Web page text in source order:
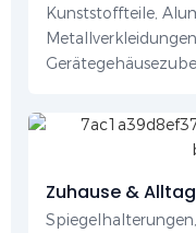
Kunststoffteile,
Zuhause & Alltag